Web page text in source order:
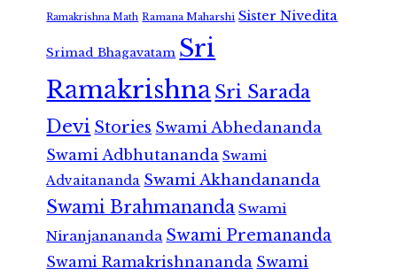
Ramakrishna Math Ramana Maharshi Sister Nivedita
Srimad Bhagavatam Sri
RamakrishnaSri Sarada
Devi Stories Swami Abhedananda
Swami Adbhutananda Swami
Advaitananda Swami Akhandananda
Swami Brahmananda Swami
Niranjanananda Swami Premananda
Swami Ramakrishnananda Swami